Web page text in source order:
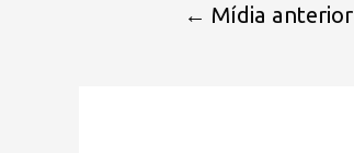
← Mídia anterior